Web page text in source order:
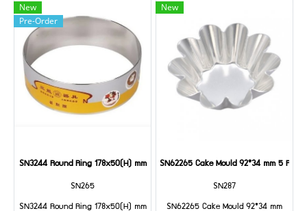
New
Pre-Order
SN3244 Round Ring 178x50(H) mm
SN265
SN3244 Round Ring 178x50(H) mm
New
SN62265 Cake Mould 92*34 mm 5 PCS
SN287
SN62265 Cake Mould 92*34 mm